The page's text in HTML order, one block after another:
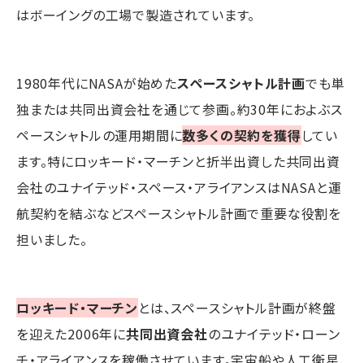
はボーイングの工場で製造されています。
1980年代にNASAが始めたスペースシャトル計画でも単
独または共同出資会社を通じて参画。約30年におよぶス
ペースシャトルの運用期間に数多くの契約を獲得してい
ます。特にロッキード・マーチンと折半出資した共同出資
会社のユナイテッド・スペース・アライアンスはNASAと運
航契約を結ぶなどスペースシャトル計画で重要な役割を
担いました。
ロッキード・マーチン とは、スペースシャトル計画が終盤
を迎えた2006年に共同出資会社のユナイテッド・ローン